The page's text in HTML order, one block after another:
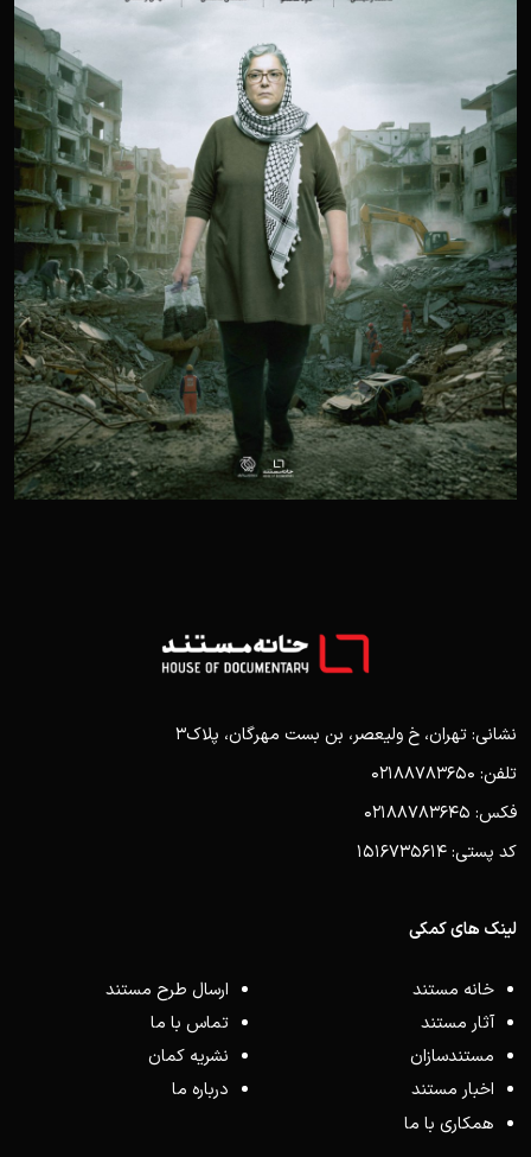
نشانی: تهران، خ ولیعصر، بن بست مهرگان، پلاک3
تلفن: 02188783650
فکس: 02188783645
کد پستی: 1516735614
لینک های کمکی
خانه مستند
آثار مستند
مستندسازان
اخبار مستند
همکاری با ما
ارسال طرح مستند
تماس با ما
نشریه کمان
درباره ما